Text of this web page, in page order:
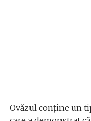
Ovăzul conține un